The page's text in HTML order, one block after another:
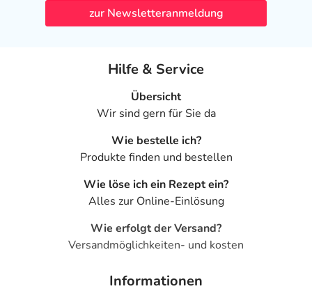
zur Newsletteranmeldung
Hilfe & Service
Übersicht
Wir sind gern für Sie da
Wie bestelle ich?
Produkte finden und bestellen
Wie löse ich ein Rezept ein?
Alles zur Online-Einlösung
Wie erfolgt der Versand?
Versandmöglichkeiten- und kosten
Informationen